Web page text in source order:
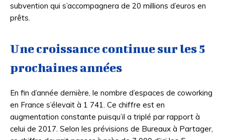
subvention qui s’accompagnera de 20 millions d’euros en
prêts.
Une croissance continue sur les 5
prochaines années
En fin d’année dernière, le nombre d’espaces de coworking
en France s’élevait à 1 741. Ce chiffre est en
augmentation constante puisqu’il a triplé par rapport à
celui de 2017. Selon les prévisions de Bureaux à Partager,